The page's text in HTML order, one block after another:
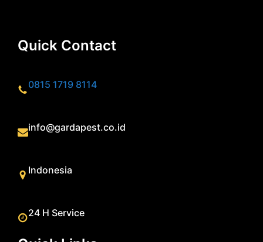
Quick Contact
0815 1719 8114
info@gardapest.co.id
Indonesia
24 H Service